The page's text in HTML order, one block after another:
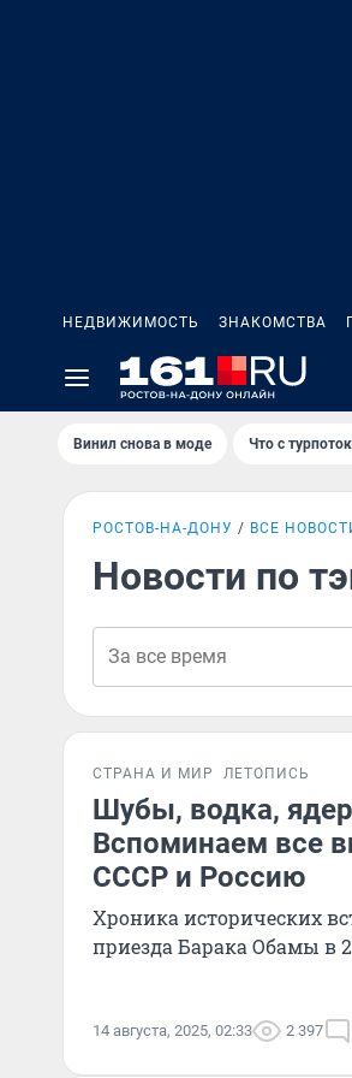
НЕДВИЖИМОСТЬ ЗНАКОМСТВА
Винил снова в моде Что с
РОСТОВ-НА-ДОНУ ВСЕ
Новости по
СТРАНА И МИР ЛЕТОПИСЬ
Шубы, водка,
Вспоминаем все
СССР и Россию
Хроника исторических
приезда Барака Обамы в
14 августа, 2025, 02:33 2 397